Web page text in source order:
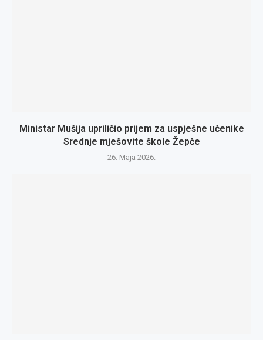
Ministar Mušija upriličio prijem za uspješne učenike
Srednje mješovite škole Žepče
26. Maja 2026.